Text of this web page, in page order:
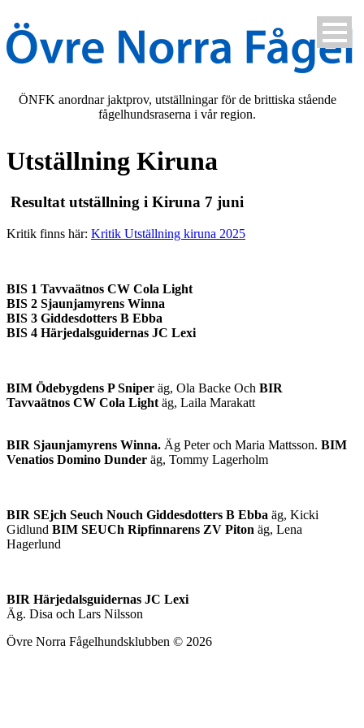
ÖNFK anordnar jaktprov, utställningar för de brittiska stående
fågelhundsraserna i vår region.
Utställning Kiruna
Resultat utställning i Kiruna 7 juni
Kritik finns här: Kritik Utställning kiruna 2025
BIS 1 Tavvaätnos CW Cola Light
BIS 2 Sjaunjamyrens Winna
BIS 3 Giddesdotters B Ebba
BIS 4 Härjedalsguidernas JC Lexi
BIM Ödebygdens P Sniper äg, Ola Backe Och BIR
Tavvaätnos CW Cola Light äg, Laila Marakatt
BIR Sjaunjamyrens Winna. Äg Peter och Maria Mattsson. BIM
Venatios Domino Dunder äg, Tommy Lagerholm
BIR SEjch Seuch Nouch Giddesdotters B Ebba äg, Kicki
Gidlund BIM SEUCh Ripfinnarens ZV Piton äg, Lena
Hagerlund
BIR Härjedalsguidernas JC Lexi
Äg. Disa och Lars Nilsson
Övre Norra Fågelhundsklubben © 2026